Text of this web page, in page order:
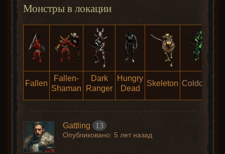
Монстры в локации
Fallen
Fallen-
Shaman
Dark
Ranger
Hungry
Dead
Skeleton Coldcrow
Gattling 13
Опубликовано: 5 лет назад